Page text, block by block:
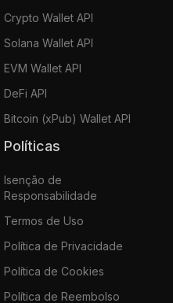
Crypto Wallet API
Solana Wallet API
EVM Wallet API
DeFi API
Bitcoin (xPub) Wallet API
Políticas
Isenção de
Responsabilidade
Termos de Uso
Política de Privacidade
Política de Cookies
Política de Reembolso